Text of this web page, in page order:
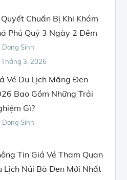
Chuẩn Bị Khi Khám
Phú Quý 3 Ngày 2 Đêm
Dong Sinh
Tháng 3, 2026
Vé Du Lịch Măng Đen
Bao Gồm Những Trải
Gì?
Dong Sinh
Tin Giá Vé Tham Quan
Lịch Núi Bà Đen Mới Nhất